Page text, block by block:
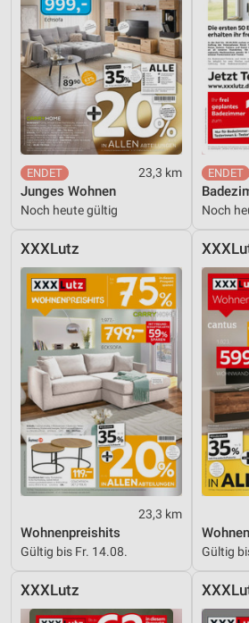
23,3 km
Junges Wohnen
Noch heute gültig Noch
XXXLutz
23,3 km
Wohnenpreishits
Gültig bis Fr. 14.08. Gültig
XXXLutz
Verwendung reduzierter Daten zur
Inhalten
IAB-Besonderheiten:
Verwendung genauer Standortdaten
Geräte anhand von aktiv
Informationen identifizieren
Nicht-IAB-Verarbeitungszwecke:
Notwendig
Performance
Funktional
Werbung